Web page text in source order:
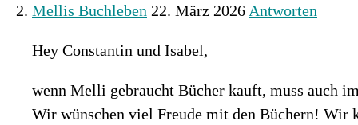
Mellis Buchleben 22. März 2026 Antworten
Hey Constantin und Isabel,
wenn Melli gebraucht Bücher kauft, muss auch
Wir wünschen viel Freude mit den Büchern! Wir